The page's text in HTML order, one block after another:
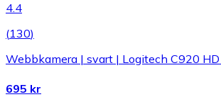
4.4
(130)
Webbkamera | svart | Logitech C920 HD
695 kr